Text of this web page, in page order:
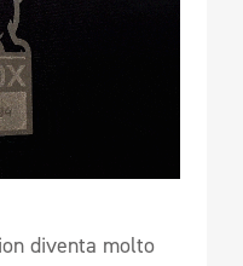
diventa molto